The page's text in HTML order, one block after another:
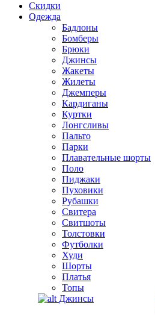
Скидки
Одежда
Бадлоны
Бомберы
Брюки
Джинсы
Жакеты
Жилеты
Джемперы
Кардиганы
Куртки
Лонгсливы
Пальто
Парки
Плавательные шорты
Поло
Пиджаки
Пуховики
Рубашки
Свитера
Свитшоты
Толстовки
Футболки
Худи
Шорты
Платья
Топы
Джинсы